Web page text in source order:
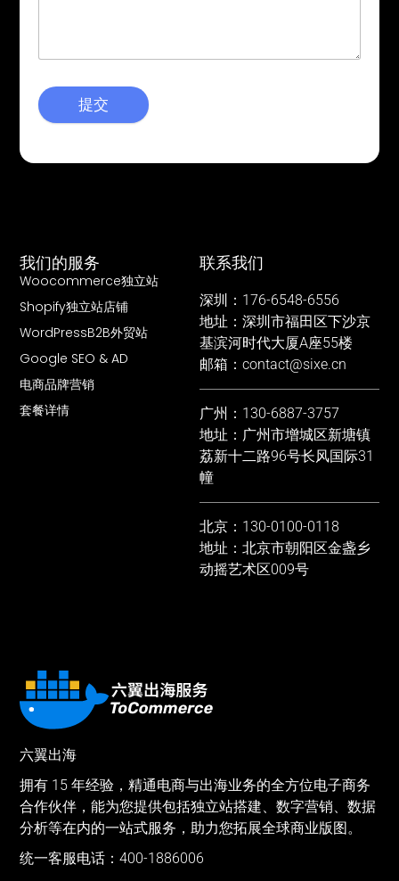
六翼出海
拥有 15 年经验，精通电商与出海业务的全方位电子商务
合作伙伴，能为您提供包括独立站搭建、数字营销、数据
分析等在内的一站式服务，助力您拓展全球商业版图。
统一客服电话：400-1886006
我们的服务
Woocommerce独立站
Shopify独立站店铺
WordPressB2B外贸站
Google SEO & AD
电商品牌营销
套餐详情
联系我们
深圳：176-6548-6556
地址：深圳市福田区下沙京
基滨河时代大厦A座55楼
邮箱：contact@sixe.cn
广州：130-6887-3757
地址：广州市增城区新塘镇
荔新十二路96号长风国际31
幢
北京：130-0100-0118
地址：北京市朝阳区金盏乡
动摇艺术区009号
提交